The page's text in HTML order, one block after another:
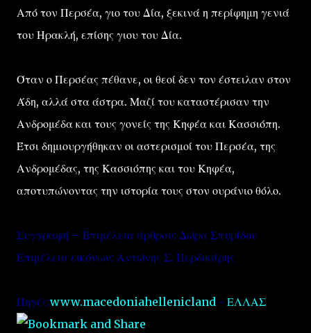
Από τον Περσέα, γιο του Δία, ξεκινά η περίφημη γενιά
του Ηρακλή, επίσης γιου του Δία.
Όταν ο Περσέας πέθανε, οι θεοί δεν τον έστειλαν στον
Άδη, αλλά στα άστρα. Μαζί του καταστέρισαν την
Ανδρομέδα και τους γονείς της Κηφέα και Κασσιόπη.
Έτσι δημιουργήθηκαν οι αστερισμοί του Περσέα, της
Ανδρομέδας, της Κασσιόπης και του Κηφέα,
αποτυπώνοντας την ιστορία τους στον ουράνιο θόλο.
Συγγραφή – Επιμέλεια άρθρου: Δώρα Σπυρίδου
Επιμέλεια εικόνων: Αντώνης Σ. Περδικάρης
Πηγές:www.macedoniahellenicland - ΕΛΛΑΣ